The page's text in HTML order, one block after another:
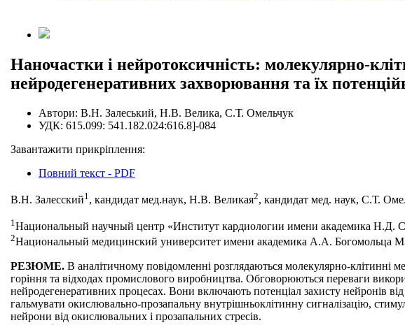
Наночастки і нейротоксичність: молекулярно-
нейродегенеративних захворювання та їх
Автори: В.Н. Залеський, Н.В. Велика, С.Т. Омельчук
УДК: 615.099: 541.182.024:616.8]-084
Завантажити прикріплення:
Повний текст - PDF
В.Н. Залесский1 , кандидат мед.наук, Н.В. Великая2, кандидат мед. наук, С.Т.
1Национальный научный центр «Институт кардиологии имени академика
2Национальный медицинский университет имени академика А.А. Богомольца
РЕЗЮМЕ. В аналітичному повідомленні розглядаються молекулярно-клітинні
горіння та відходах промислового виробництва. Обговорюються переваги
нейродегенеративних процесах. Вони включають потенціал захисту нейронів
гальмувати окислювально-прозапальну внутрішньоклітинну сигналізацію,
нейрони від окислювальних і прозапальних стресів.